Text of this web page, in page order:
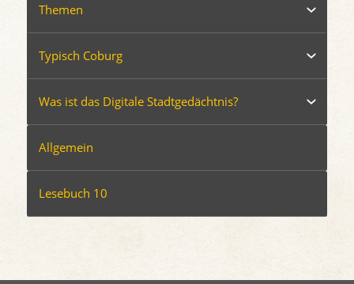
Themen
Typisch Coburg
Was ist das Digitale Stadtgedächtnis?
Allgemein
Lesebuch 10